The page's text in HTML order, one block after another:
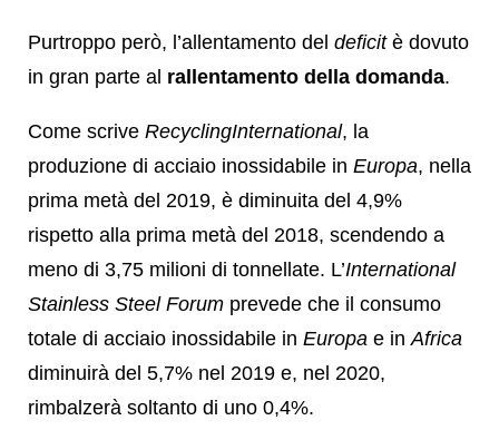
Purtroppo però, l’allentamento del deficitè dovuto
in gran parte al rallentamento della domanda.
Come scrive RecyclingInternational, la
produzione di acciaio inossidabile in Europa, nella
prima metà del 2019, è diminuita del 4,9%
rispetto alla prima metà del 2018, scendendo a
meno di 3,75 milioni di tonnellate. L’International
Stainless Steel Forum prevede che il consumo
totale di acciaio inossidabile in Europa e in Africa
diminuirà del 5,7% nel 2019 e, nel 2020,
rimbalzerà soltanto di uno 0,4%.